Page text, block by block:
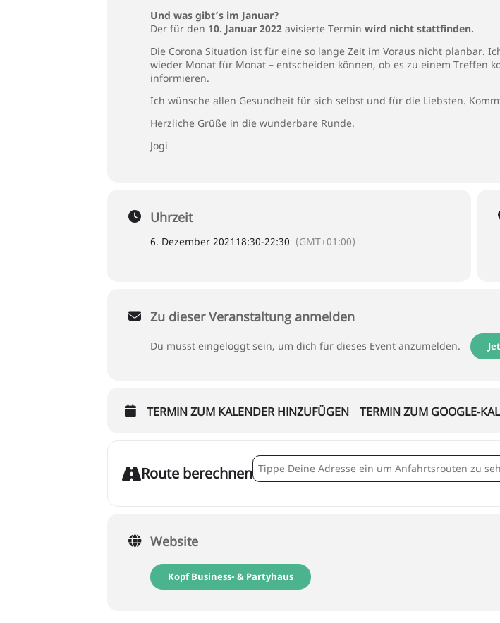
Und was gibt’s im Januar?
Der für den 10. Januar 2022 avisierte Termin wird nicht stattfinden.
Die Corona Situation ist für eine so lange Zeit im Voraus nicht planbar.
wieder Monat für Monat – entscheiden können, ob es zu einem Treffen
informieren.
Ich wünsche allen Gesundheit für sich selbst und für die Liebsten.
Herzliche Grüße in die wunderbare Runde.
Jogi
Uhrzeit
6. Dezember 2021 18:30-22:30 (GMT+01:00)
Zu dieser Veranstaltung anmelden
Du musst eingeloggt sein, um dich für dieses Event anzumelden.
TERMIN ZUM KALENDER HINZUFÜGEN TERMIN ZUM GOOGLE-
Route berechnen
Address - !!! A B G E S A G T !!! []
Website
Kopf Business- & Partyhaus